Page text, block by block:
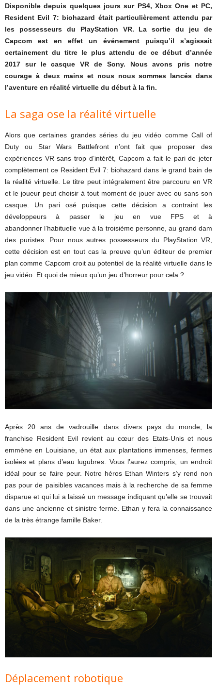
Disponible depuis quelques jours sur PS4, Xbox One et PC,
Resident Evil 7: biohazard était particulièrement attendu par
les possesseurs du PlayStation VR. La sortie du jeu de
Capcom est en effet un événement puisqu’il s’agissait
certainement du titre le plus attendu de ce début d’année
2017 sur le casque VR de Sony. Nous avons pris notre
courage à deux mains et nous nous sommes lancés dans
l’aventure en réalité virtuelle du début à la fin.
La saga ose la réalité virtuelle
Alors que certaines grandes séries du jeu vidéo comme Call of
Duty ou Star Wars Battlefront n’ont fait que proposer des
expériences VR sans trop d’intérêt, Capcom a fait le pari de jeter
complètement ce Resident Evil 7: biohazard dans le grand bain de
la réalité virtuelle. Le titre peut intégralement être parcouru en VR
et le joueur peut choisir à tout moment de jouer avec ou sans son
casque. Un pari osé puisque cette décision a contraint les
développeurs à passer le jeu en vue FPS et à
abandonner l’habituelle vue à la troisième personne, au grand dam
des puristes. Pour nous autres possesseurs du PlayStation VR,
cette décision est en tout cas la preuve qu’un éditeur de premier
plan comme Capcom croit au potentiel de la réalité virtuelle dans le
jeu vidéo. Et quoi de mieux qu’un jeu d’horreur pour cela ?
Après 20 ans de vadrouille dans divers pays du monde, la
franchise Resident Evil revient au cœur des Etats-Unis et nous
emmène en Louisiane, un état aux plantations immenses, fermes
isolées et plans d’eau lugubres. Vous l’aurez compris, un endroit
idéal pour se faire peur. Notre héros Ethan Winters s’y rend non
pas pour de paisibles vacances mais à la recherche de sa femme
disparue et qui lui a laissé un message indiquant qu’elle se trouvait
dans une ancienne et sinistre ferme. Ethan y fera la connaissance
de la très étrange famille Baker.
Déplacement robotique